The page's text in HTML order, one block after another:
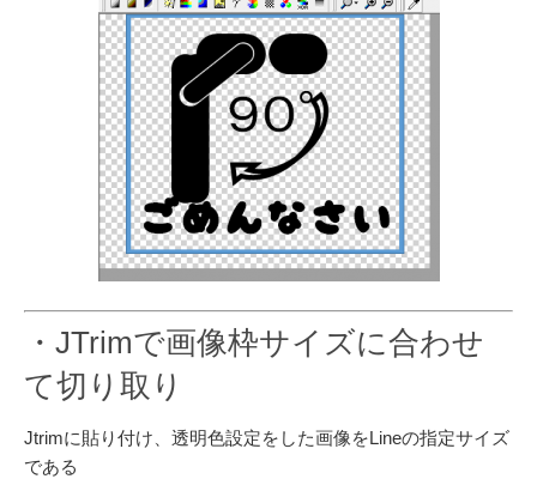
・JTrimで画像枠サイズに合わせ
て切り取り
Jtrimに貼り付け、透明色設定をした画像をLineの指定サイズ
である